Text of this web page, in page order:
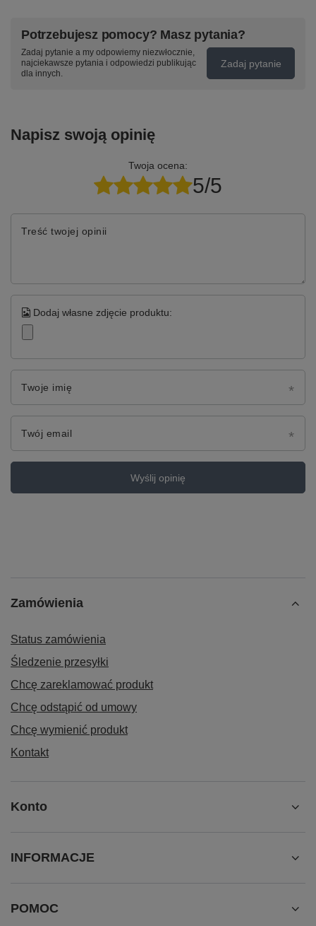
Potrzebujesz pomocy? Masz pytania?
Zadaj pytanie a my odpowiemy niezwłocznie,
najciekawsze pytania i odpowiedzi publikując
dla innych.
Zadaj pytanie
Napisz swoją opinię
Twoja ocena:
5/5
Treść twojej opinii
Dodaj własne zdjęcie produktu:
Twoje imię
Twój email
Wyślij opinię
Zamówienia
Status zamówienia
Śledzenie przesyłki
Chcę zareklamować produkt
Chcę odstąpić od umowy
Chcę wymienić produkt
Kontakt
Konto
INFORMACJE
POMOC